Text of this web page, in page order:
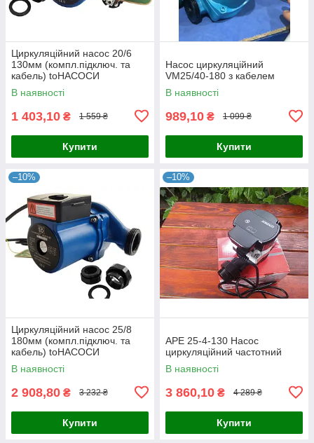
Циркуляційний насос 20/6
130мм (компл.підключ. та
кабель) toНАСОСИ
В наявності
1 403,10 ₴ 1 559 ₴
Купити
Насос циркуляційний
VM25/40-180 з кабелем
В наявності
989,10 ₴ 1 099 ₴
Купити
–10%
Циркуляційний насос 25/8
180мм (компл.підключ. та
кабель) toНАСОСИ
В наявності
2 908,80 ₴ 3 232 ₴
Купити
–10%
APE 25-4-130 Насос
циркуляційний частотний
В наявності
3 860,10 ₴ 4 289 ₴
Купити